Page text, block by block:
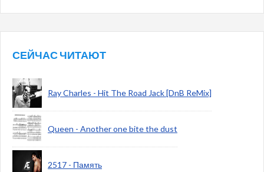
СЕЙЧАС ЧИТАЮТ
Ray Charles - Hit The Road Jack [DnB ReMix]
Queen - Another one bite the dust
2517 - Память